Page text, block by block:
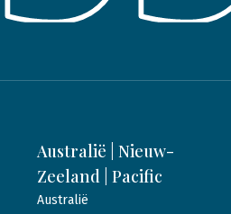
Australië | Nieuw-
Zeeland | Pacific
Australië